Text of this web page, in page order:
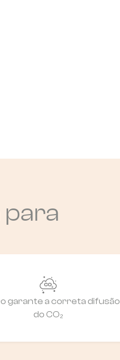
para
garante a correta difusão
do CO₂